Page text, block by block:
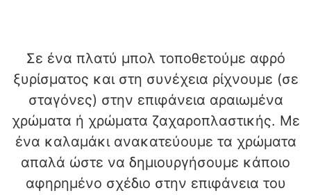
Σε ένα πλατύ μπολ τοποθετούμε αφρό
ξυρίσματος και στη συνέχεια ρίχνουμε (σε
σταγόνες) στην επιφάνεια αραιωμένα
χρώματα ή χρώματα ζαχαροπλαστικής. Με
ένα καλαμάκι ανακατεύουμε τα χρώματα
απαλά ώστε να δημιουργήσουμε κάποιο
αφηρημένο σχέδιο στην επιφάνεια του